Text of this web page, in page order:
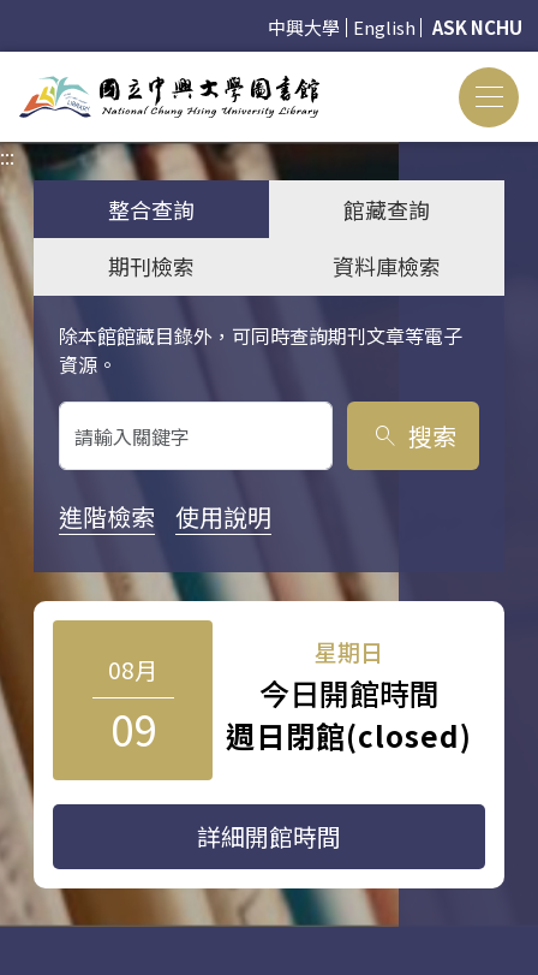
中興大學 English ASK NCHU
:::
整合查詢
館藏查詢
期刊檢索
資料庫檢索
除本館館藏目錄外，可同時查詢期刊文章等電子
資源。
關鍵字搜尋
search 搜索
進階檢索 使用說明
08月
09
星期日
今日開館時間
週日閉館(closed)
詳細開館時間